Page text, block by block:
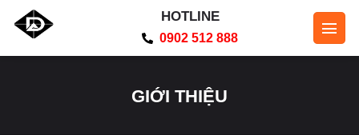
qua
HOTLINE
0902 512 888
GIỚI THIỆU